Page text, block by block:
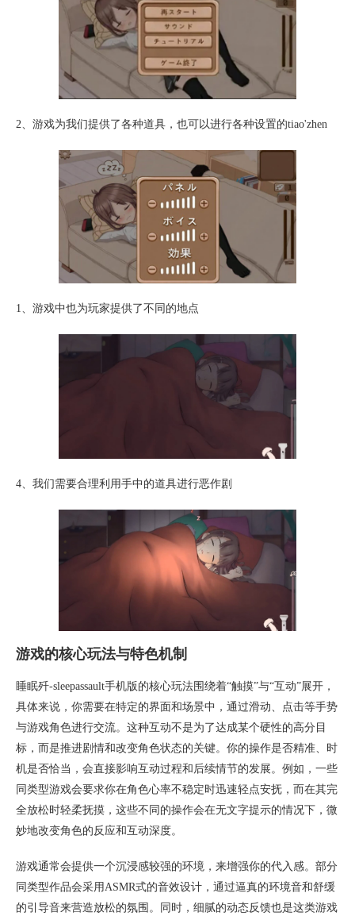
2、游戏为我们提供了各种道具，也可以进行各种设置的tiao'zhen
1、游戏中也为玩家提供了不同的地点
4、我们需要合理利用手中的道具进行恶作剧
游戏的核心玩法与特色机制
睡眠歼-sleepassault手机版的核心玩法围绕着“触摸”与“互动”展开，
具体来说，你需要在特定的界面和场景中，通过滑动、点击等手势
与游戏角色进行交流。这种互动不是为了达成某个硬性的高分目
标，而是推进剧情和改变角色状态的关键。你的操作是否精准、时
机是否恰当，会直接影响互动过程和后续情节的发展。例如，一些
同类型游戏会要求你在角色心率不稳定时迅速轻点安抚，而在其完
全放松时轻柔抚摸，这些不同的操作会在无文字提示的情况下，微
妙地改变角色的反应和互动深度。
游戏通常会提供一个沉浸感较强的环境，来增强你的代入感。部分
同类型作品会采用ASMR式的音效设计，通过逼真的环境音和舒缓
的引导音来营造放松的氛围。同时，细腻的动态反馈也是这类游戏